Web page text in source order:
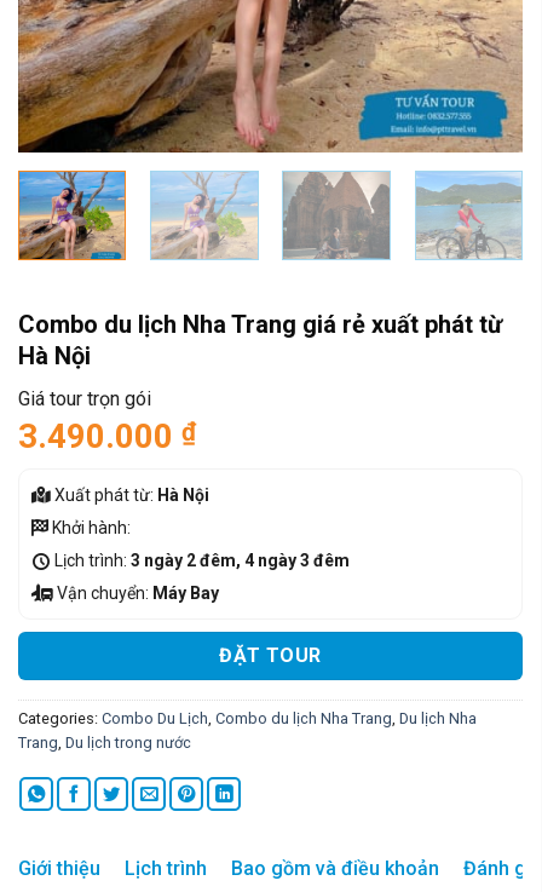
Combo du lịch Nha Trang giá rẻ xuất phát từ
Hà Nội
Giá tour trọn gói
3.490.000 ₫
Xuất phát từ: Hà Nội
Khởi hành:
Lịch trình: 3 ngày 2 đêm, 4 ngày 3 đêm
Vận chuyển: Máy Bay
ĐẶT TOUR
Categories: Combo Du Lịch, Combo du lịch Nha Trang, Du lịch Nha
Trang, Du lịch trong nước
Giới thiệu Lịch trình Bao gồm và điều khoản Đánh